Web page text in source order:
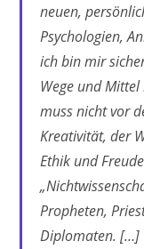
neuen,
Psychologien,
ich bin mir
Wege und
muss nicht vor
Kreativität, der
Ethik und
Propheten,
Diplomaten. […]